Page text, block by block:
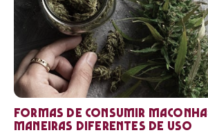
Formas de consumir
maneiras diferentes de uso